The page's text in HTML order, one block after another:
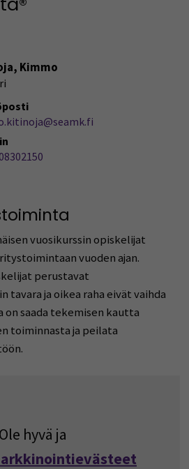
Kimmo
vuosikurssin opiskelijat
vuoden ajan.
perustavat
ja oikea raha eivät vaihda
on saada tekemisen kautta
toiminnasta ja peilata
Ole hyvä ja